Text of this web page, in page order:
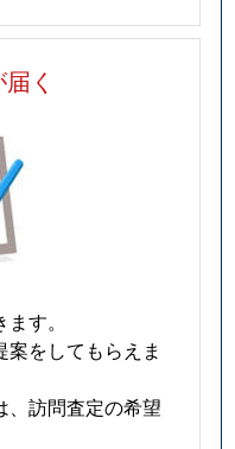
く
す。
をしてもらえま
、訪問査定の希望